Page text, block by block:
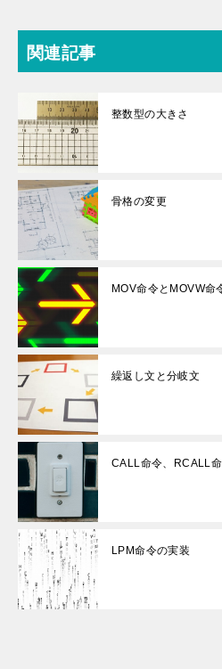
関連記事
整数型の大きさ
骨格の変更
MOV命令とMOVW命
繰返し文と分岐文
CALL命令、RCALL
LPM命令の実装